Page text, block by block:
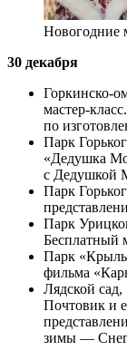
Новогодние
30 декабря
Горкинско-
мастер-
по
Парк
«Дедушка
с Дедушкой
Парк
Парк
Бесплатный
Парк
фильма
Лядской
Почтовик и
зимы —